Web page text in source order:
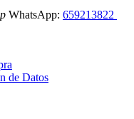
WhatsApp: 659213822
de Datos